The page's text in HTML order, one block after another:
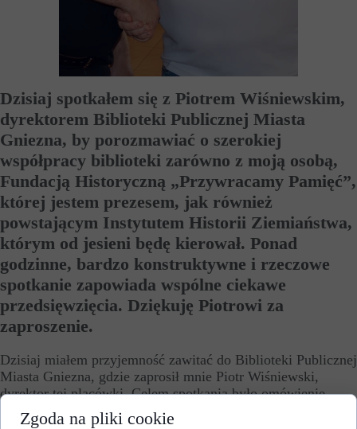
Dzisiaj spotkałem się z Piotrem Wiśniewskim,
dyrektorem Biblioteki Publicznej Miasta
Gniezna, by porozmawiać o szerokiej
współpracy biblioteki zarówno z moją osobą,
Fundacją Historyczną „Przywracamy Pamięć”,
której jestem prezesem, jak również
powstającym Instytutem Historii Ziemiaństwa,
którym od jesieni będę kierował. Ponad
godzinne, bardzo konstruktywne i rzeczowe
spotkanie zapowiada wspólne ciekawe
przedsięwzięcia. Dziękuję Piotrowi za
zaproszenie.
Dzisiaj miałem przyjemność zawitać do Biblioteki Publicznej
Miasta Gniezna, gdzie zaprosił mnie Piotr Wiśniewski,
dyrektor tej placówki. Celem spotkania było omówienie
współpracy biblioteki z moją osobą, Fundacją Historyczną
Zgoda na pliki cookie